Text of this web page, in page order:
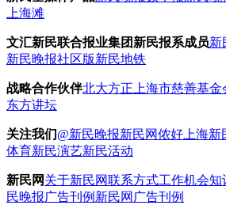
上海滩
文汇新民联合报业集团新民报系成员新
新民晚报社区版新民地铁
战略合作伙伴北大方正 上海市慈善基金
东方讲坛
关注我们@新民晚报新民网侬好上海新
体育新民演艺新民活动
新民网关于新民网联系方式工作机会知
民晚报广告刊例 新民网广告刊例